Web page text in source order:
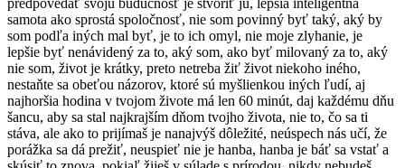
samota ako sprostá spoločnosť, nie som povinný byť taký, aký by
som podľa iných mal byť, je to ich omyl, nie moje zlyhanie, je
lepšie byť nenávidený za to, aký som, ako byť milovaný za to, aký
nie som, život je krátky, preto netreba žiť život niekoho iného,
nestaňte sa obeťou názorov, ktoré sú myšlienkou iných ľudí, aj
najhoršia hodina v tvojom živote má len 60 minút, daj každému dňu
šancu, aby sa stal najkrajším dňom tvojho života, nie to, čo sa ti
stáva, ale ako to prijímaš je nanajvýš dôležité, neúspech nás učí, že
porážka sa dá prežiť, neuspieť nie je hanba, hanba je báť sa vstať a